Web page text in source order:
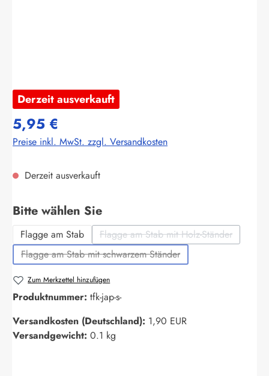
Derzeit ausverkauft
5,95 €
Preise inkl. MwSt. zzgl. Versandkosten
Derzeit ausverkauft
Bitte wählen Sieauswählen
Flagge am Stab Flagge am Stab mit Holz-Ständer
(Diese Option ist zurzeit
Flagge am Stab mit schwarzem Ständer
(Diese Option ist zurzeit nicht verfügbar.)
Zum Merkzettel hinzufügen
Produktnummer: tfk-jap-s-
Versandkosten (Deutschland): 1,90 EUR
Versandgewicht: 0.1 kg